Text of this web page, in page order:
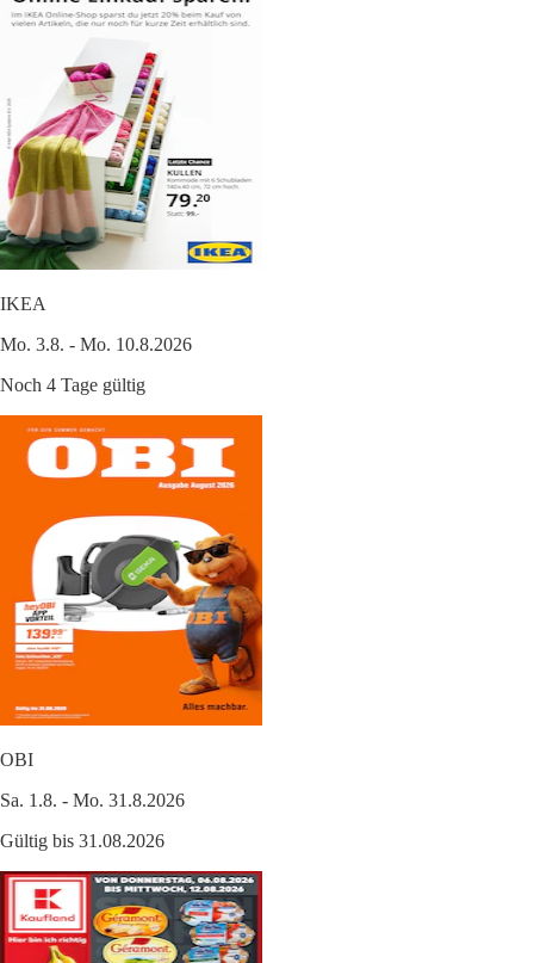
IKEA
Mo. 3.8. - Mo. 10.8.2026
Noch 4 Tage gültig
OBI
Sa. 1.8. - Mo. 31.8.2026
Gültig bis 31.08.2026